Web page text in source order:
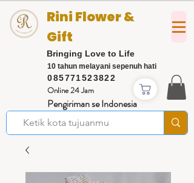
085771523822
Rini Flower &
Gift
Bringing Love to Life
Online 24 Jam
Pengiriman se Indonesia
10 tahun melayani sepenuh hati